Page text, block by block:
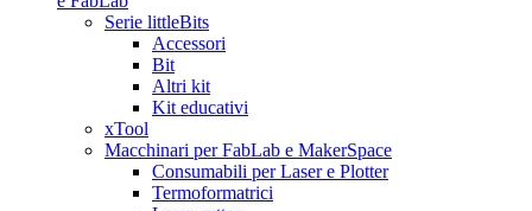
Serie littleBits
Accessori
Bit
Altri kit
Kit educativi
xTool
Macchinari per FabLab e MakerSpace
Consumabili per Laser e Plotter
Termoformatrici